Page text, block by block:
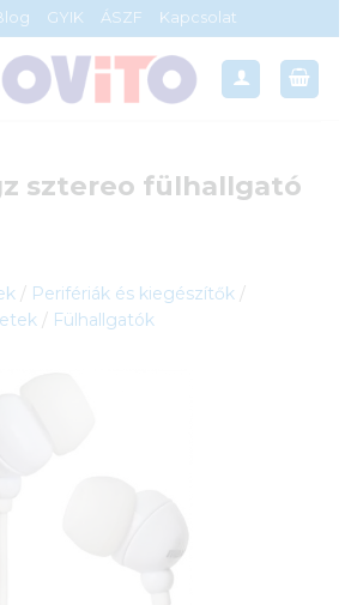
GYIK ÁSZF Kapcsolat
sztereo fülhallgató
/ Perifériák és kiegészítők /
/ Fülhallgatók